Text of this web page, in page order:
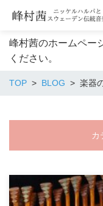
峰村茜のホームペー
ください。
TOP BLOG 楽器
カ